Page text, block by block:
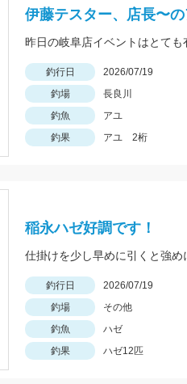
伊藤テスター、店長〜
昨日の岐阜店イベントはとて
釣行日 2026/07/19
釣場
長良川
釣魚
アユ
釣果
アユ 2桁
稲永ハゼ好調です！
釣行日 2026/07/19
釣場
その他
釣魚
ハゼ
釣果
ハゼ12匹